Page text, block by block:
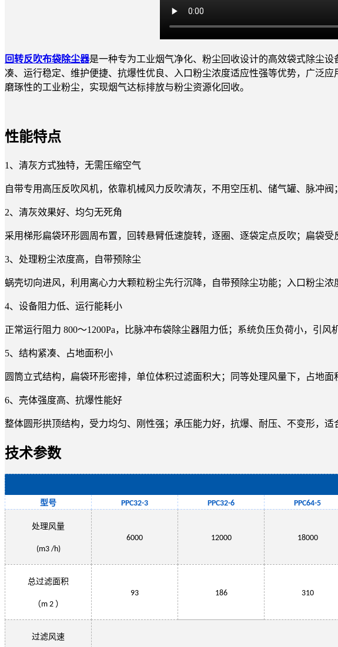
回转反吹布袋除尘器是一种专为工业烟气净化、粉尘回收设计的高效袋式除尘
凑、运行稳定、维护便捷、抗爆性优良、入口粉尘浓度适应性强等优势，广泛
磨琢性的工业粉尘，实现烟气达标排放与粉尘资源化回收。
性能特点
1、清灰方式独特，无需压缩空气
自带专用高压反吹风机，依靠机械风力反吹清灰，不用空压机、储气罐、脉冲
2、清灰效果好、均匀无死角
采用梯形扁袋环形圆周布置，回转悬臂低速旋转，逐圈、逐袋定点反吹；扁袋
3、处理粉尘浓度高，自带预除尘
蜗壳切向进风，利用离心力大颗粒粉尘先行沉降，自带预除尘功能；入口粉尘浓
4、设备阻力低、运行能耗小
正常运行阻力 800～1200Pa，比脉冲布袋除尘器阻力低；系统负压负荷小，引风
5、结构紧凑、占地面积小
圆筒立式结构，扁袋环形密排，单位体积过滤面积大；同等处理风量下，占地面
6、壳体强度高、抗爆性能好
整体圆形拱顶结构，受力均匀、刚性强；承压能力好，抗爆、耐压、不变形，
技术参数
型号
PPC32-3 PPC32-6 PPC64-5
处理风量
(m3 /h)
6000 12000 18000
总过滤面积
（m 2 ）
93 186 310
过滤风速